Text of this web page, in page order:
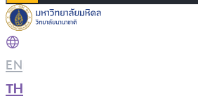
EN
TH